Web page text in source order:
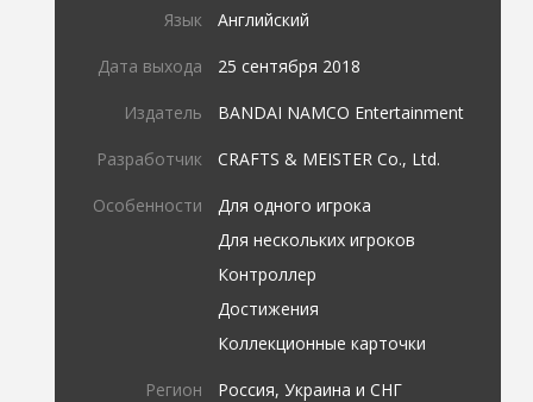
Язык Английский
Дата выхода 25 сентября 2018
Издатель BANDAI NAMCO Entertainment
Разработчик CRAFTS & MEISTER Co., Ltd.
Особенности
Для одного игрока
Для нескольких игроков
Контроллер
Достижения
Коллекционные карточки
Регион Россия, Украина и СНГ